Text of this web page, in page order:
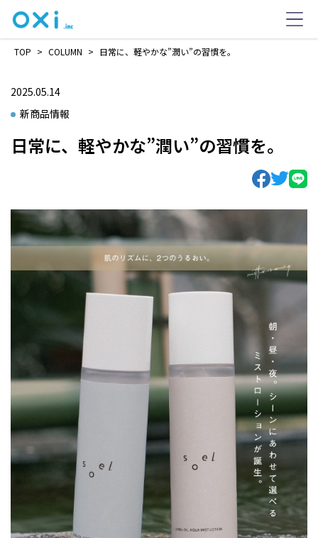
TOP > COLUMN > 日常に、軽やかな”潤い”の習慣を。
2025.05.14
新商品情報
日常に、軽やかな”潤い”の習慣を。